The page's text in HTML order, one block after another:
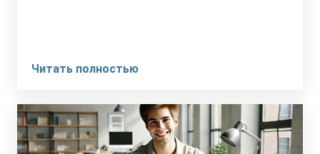
Читать полностью